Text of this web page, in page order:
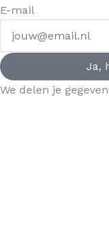
E-mail
Ja,
We delen je